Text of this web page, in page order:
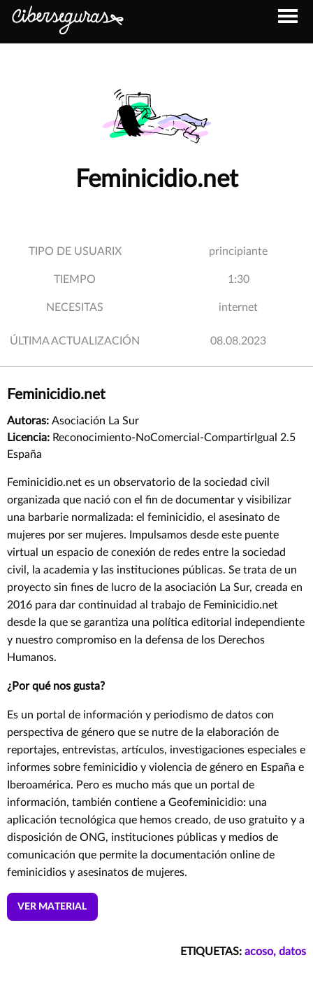
Feminicidio.net
TIPO DE USUARIX principiante
TIEMPO 1:30
NECESITAS internet
ÚLTIMA ACTUALIZACIÓN 08.08.2023
Feminicidio.net
Autoras: Asociación La Sur
Licencia: Reconocimiento-NoComercial-CompartirIgual 2.5
España
Feminicidio.net es un observatorio de la sociedad civil
organizada que nació con el fin de documentar y visibilizar
una barbarie normalizada: el feminicidio, el asesinato de
mujeres por ser mujeres. Impulsamos desde este puente
virtual un espacio de conexión de redes entre la sociedad
civil, la academia y las instituciones públicas. Se trata de un
proyecto sin fines de lucro de la asociación La Sur, creada en
2016 para dar continuidad al trabajo de Feminicidio.net
desde la que se garantiza una política editorial independiente
y nuestro compromiso en la defensa de los Derechos
Humanos.
¿Por qué nos gusta?
Es un portal de información y periodismo de datos con
perspectiva de género que se nutre de la elaboración de
reportajes, entrevistas, artículos, investigaciones especiales e
informes sobre feminicidio y violencia de género en España e
Iberoamérica. Pero es mucho más que un portal de
información, también contiene a Geofeminicidio: una
aplicación tecnológica que hemos creado, de uso gratuito y a
disposición de ONG, instituciones públicas y medios de
comunicación que permite la documentación online de
feminicidios y asesinatos de mujeres.
VER MATERIAL
ETIQUETAS: acoso, datos